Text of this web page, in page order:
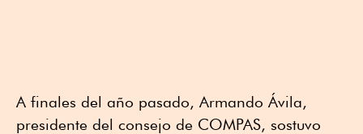
A finales del año pasado, Armando Ávila,
presidente del consejo de COMPAS, sostuvo